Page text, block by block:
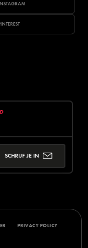
SCHRIJF JE IN
PRIVACY POLICY